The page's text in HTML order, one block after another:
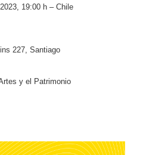
19:00 h – Chile
227, Santiago
y el Patrimonio